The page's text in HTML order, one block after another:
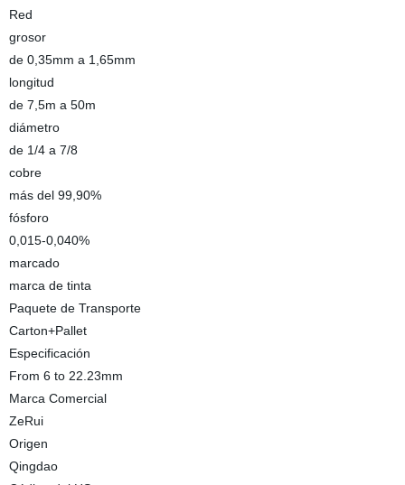
Red
grosor
de 0,35mm a 1,65mm
longitud
de 7,5m a 50m
diámetro
de 1/4 a 7/8
cobre
más del 99,90%
fósforo
0,015-0,040%
marcado
marca de tinta
Paquete de Transporte
Carton+Pallet
Especificación
From 6 to 22.23mm
Marca Comercial
ZeRui
Origen
Qingdao